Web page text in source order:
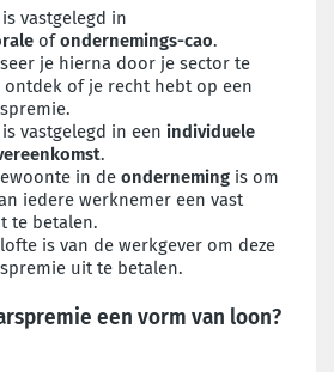
vastgelegd in
ofondernemings-cao.
je hierna door je sector te
ontdek of je recht hebt op een
vastgelegd in een individuele
.
in de onderneming is om
iedere werknemer een vast
te betalen.
is van de werkgever om deze
uit te betalen.
een vorm van loon?